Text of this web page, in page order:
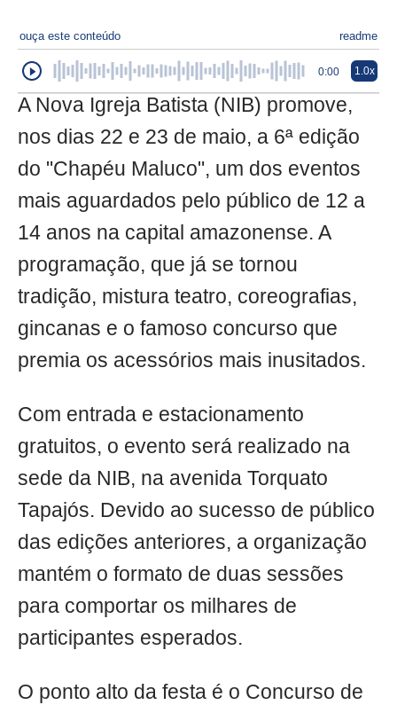
ouça este conteúdo readme
0:00 1.0x
A Nova Igreja Batista (NIB) promove,
nos dias 22 e 23 de maio, a 6ª edição
do "Chapéu Maluco", um dos eventos
mais aguardados pelo público de 12 a
14 anos na capital amazonense. A
programação, que já se tornou
tradição, mistura teatro, coreografias,
gincanas e o famoso concurso que
premia os acessórios mais inusitados.
Com entrada e estacionamento
gratuitos, o evento será realizado na
sede da NIB, na avenida Torquato
Tapajós. Devido ao sucesso de público
das edições anteriores, a organização
mantém o formato de duas sessões
para comportar os milhares de
participantes esperados.
O ponto alto da festa é o Concurso de